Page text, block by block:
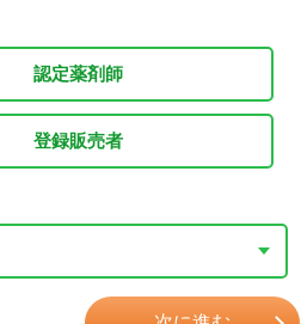
認定薬剤師
登録販売者